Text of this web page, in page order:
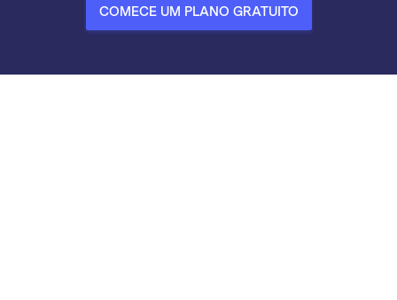
COMECE UM PLANO GRATUITO